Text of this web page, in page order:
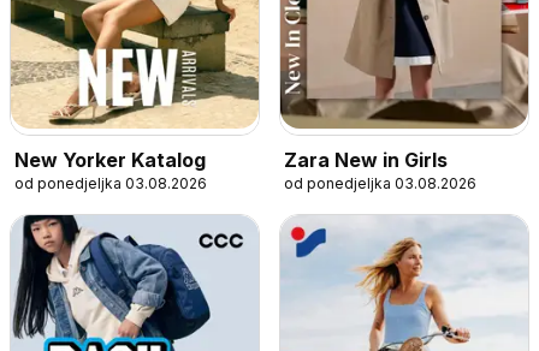
New Yorker Katalog
od ponedjeljka 03.08.2026
Zara New in Girls
od ponedjeljka 03.08.2026